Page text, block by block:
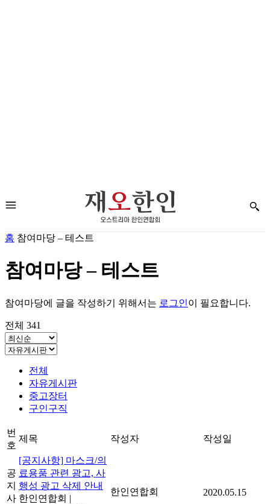
홈 참여마당 – 테스트
참여마당 – 테스트
참여마당에 글을 작성하기 위해서는 로그인이 필요합니다.
전체 341
전체
자유게시판
중고장터
구인구직
번
호
제목 작성자 작성일
공
지
사
[공지사항] 마스크/의
료용품 관련 광고, 사
행성 광고 삭제 안내
한인연합회 |
한인연합회 2020.05.15